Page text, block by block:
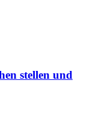
stellen und